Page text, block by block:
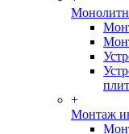
+
Монтаж